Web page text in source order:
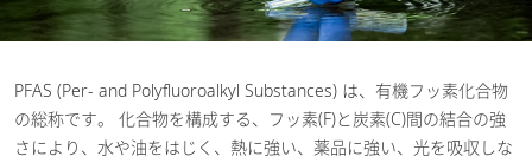
PFAS (Per- and Polyfluoroalkyl Substances) は、有機フッ素化合物
の総称です。 化合物を構成する、フッ素(F)と炭素(C)間の結合の強
さにより、水や油をはじく、熱に強い、薬品に強い、光を吸収しな